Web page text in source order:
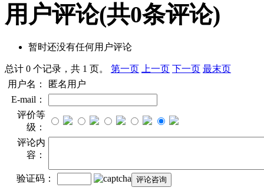
用户评论(共0条评论)
暂时还没有任何用户评论
总计 0 个记录，共 1 页。 第一页 上一页 下一页 最末页
用户名：
匿名用户
E-mail：
评价等
级：
评论内
容：
验证码：